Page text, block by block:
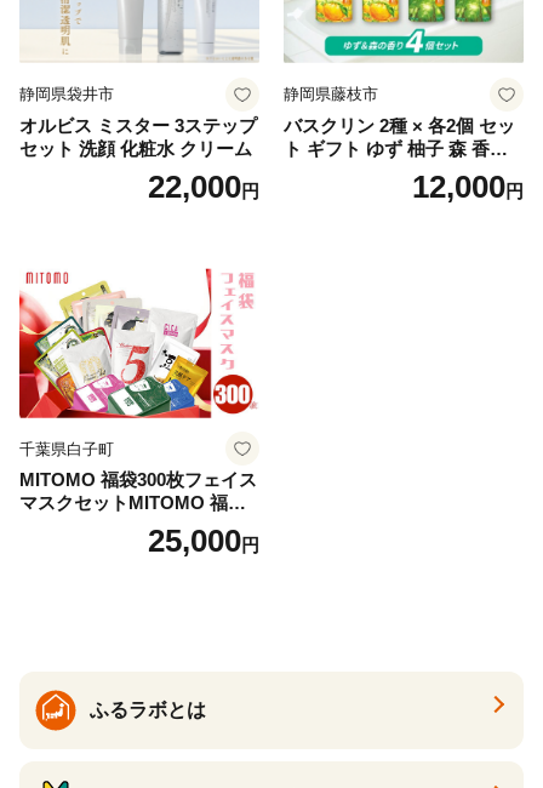
静岡県袋井市
オルビス ミスター 3ステップ
セット 洗顔 化粧水 クリーム
22,000円
静岡県藤枝市
バスクリン 2種 × 各2個 セッ
ト ギフト ゆず 柚子 森 香り
日用品 お風呂 バス用品 温活
アロマ 香り まとめ買い静岡
12,000円
千葉県白子町
MITOMO 福袋300枚フェイス
マスクセットMITOMO 福袋3
00枚フェイスマスクセット
ふるさと納税 パック ファイ
25,000円
ふるラボとは